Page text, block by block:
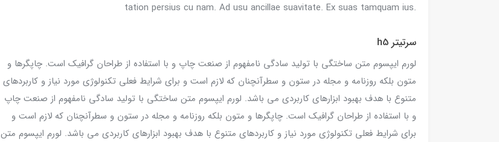
tation persius cu nam. Ad usu ancillae suavitate. Ex suas tamquam ius.
سرتیتر h5
لورم ایپسوم متن ساختگی با تولید سادگی نامفهوم از صنعت چاپ و با استفاده از طراحان گرافیک است. چاپگرها و
متون بلکه روزنامه و مجله در ستون و سطرآنچنان که لازم است و برای شرایط فعلی تکنولوژی مورد نیاز و کاربردهای
متنوع با هدف بهبود ابزارهای کاربردی می باشد. لورم ایپسوم متن ساختگی با تولید سادگی نامفهوم از صنعت چاپ
و با استفاده از طراحان گرافیک است. چاپگرها و متون بلکه روزنامه و مجله در ستون و سطرآنچنان که لازم است و
برای شرایط فعلی تکنولوژی مورد نیاز و کاربردهای متنوع با هدف بهبود ابزارهای کاربردی می باشد. لورم ایپسوم متن